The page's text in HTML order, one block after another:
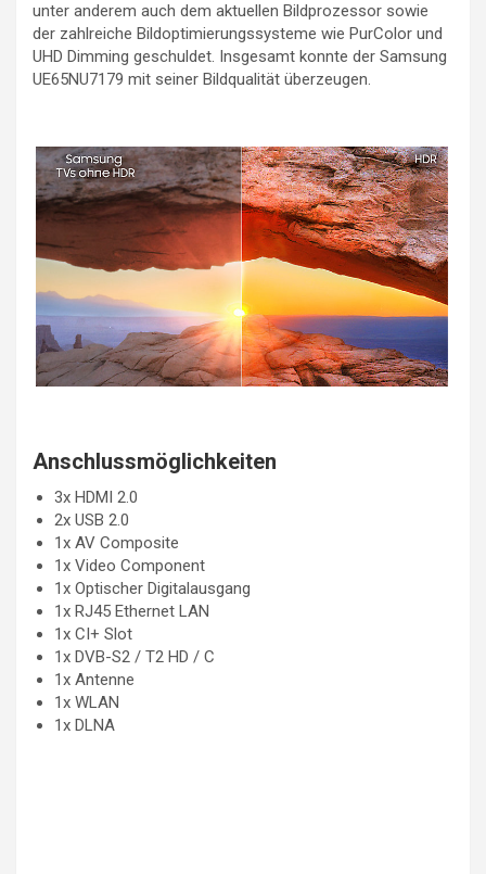
unter anderem auch dem aktuellen Bildprozessor sowie
der zahlreiche Bildoptimierungssysteme wie PurColor und
UHD Dimming geschuldet. Insgesamt konnte der Samsung
UE65NU7179 mit seiner Bildqualität überzeugen.
Anschlussmöglichkeiten
3x HDMI 2.0
2x USB 2.0
1x AV Composite
1x Video Component
1x Optischer Digitalausgang
1x RJ45 Ethernet LAN
1x CI+ Slot
1x DVB-S2 / T2 HD / C
1x Antenne
1x WLAN
1x DLNA